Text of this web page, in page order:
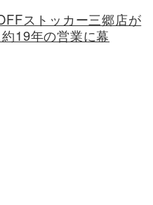
ストッカー三郷店が
19年の営業に幕